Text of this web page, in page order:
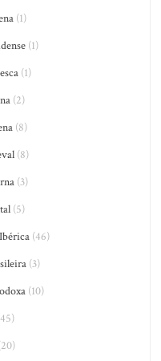
(1)
(1)
(1)
(2)
(8)
(8)
(3)
(5)
(46)
(3)
(10)